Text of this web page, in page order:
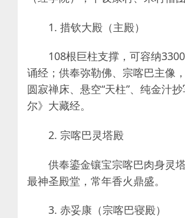
1. 措钦大殿（主殿）
108根巨柱支撑，可容纳
诵经；供奉弥勒佛、宗喀巴主像
圆寂禅床、悬空“天柱”、纯金汁
尔》大藏经。
2. 宗喀巴灵塔殿
供奉鎏金镶宝宗喀巴肉身灵
最神圣殿堂，常年香火鼎盛。
3. 赤妥康（宗喀巴寝殿）